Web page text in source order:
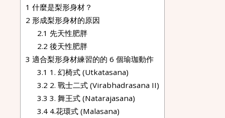
1 什麼是梨形身材？
2 形成梨形身材的原因
2.1 先天性肥胖
2.2 後天性肥胖
3 適合梨形身材練習的的 6 個瑜珈動作
3.1 1. 幻椅式 (Utkatasana)
3.2 2. 戰士二式 (Virabhadrasana II)
3.3 3. 舞王式 (Natarajasana)
3.4 4.花環式 (Malasana)